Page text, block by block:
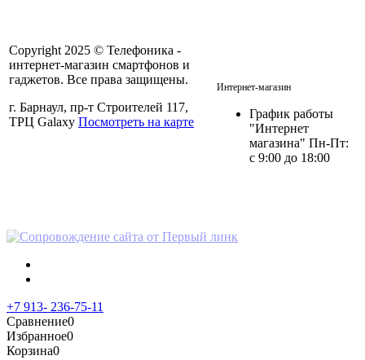
Copyright 2025 © Телефоника -
интернет-магазин смартфонов и
гаджетов. Все права защищены.
г. Барнаул, пр-т Строителей 117,
ТРЦ Galaxy Посмотреть на карте
Интернет-магазин
График работы
"Интернет
магазина" Пн-Пт:
с 9:00 до 18:00
+7 913- 236-75-11
Сравнение0
Избранное0
Корзина0